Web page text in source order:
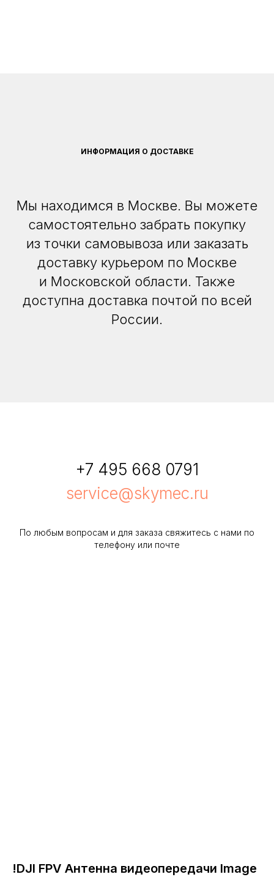
ИНФОРМАЦИЯ О ДОСТАВКЕ
Мы находимся в Москве. Вы можете
самостоятельно забрать покупку
из точки самовывоза или заказать
доставку курьером по Москве
и Московской области. Также
доступна доставка почтой по всей
России.
+7 495 668 0791
service@skymec.ru
По любым вопросам и для заказа свяжитесь с нами по
телефону или почте
!DJI FPV Антенна видеопередачи Image